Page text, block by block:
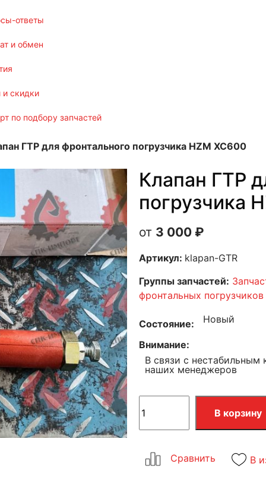
ответы
и обмен
и скидки
по подбору запчастей
ГТР для фронтального погрузчика HZM XC600
Клапан ГТР
погрузчика
3 000 ₽
Артикул: klapan-GTR
Группы запчастей:
фронтальных погрузчиков
Состояние Новый
Внимание
В связи с нестабильным
наших менеджеров
В корзину
В